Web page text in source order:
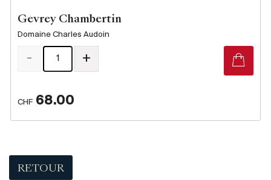
Gevrey Chambertin
Domaine Charles Audoin
CHF 68.00
- +
RETOUR